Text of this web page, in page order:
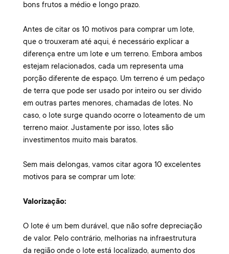
bons frutos a médio e longo prazo.
Antes de citar os 10 motivos para comprar um lote,
que o trouxeram até aqui, é necessário explicar a
diferença entre um lote e um terreno. Embora ambos
estejam relacionados, cada um representa uma
porção diferente de espaço. Um terreno é um pedaço
de terra que pode ser usado por inteiro ou ser divido
em outras partes menores, chamadas de lotes. No
caso, o lote surge quando ocorre o loteamento de um
terreno maior. Justamente por isso, lotes são
investimentos muito mais baratos.
Sem mais delongas, vamos citar agora 10 excelentes
motivos para se comprar um lote:
Valorização:
O lote é um bem durável, que não sofre depreciação
de valor. Pelo contrário, melhorias na infraestrutura
da região onde o lote está localizado, aumento dos